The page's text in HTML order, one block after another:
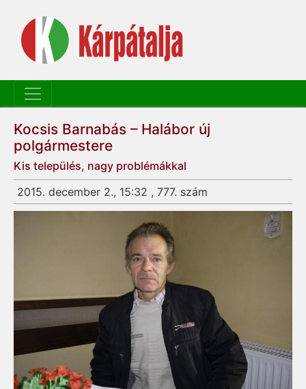
Kocsis Barnabás – Halábor új
polgármestere
Kis település, nagy problémákkal
2015. december 2., 15:32 , 777. szám